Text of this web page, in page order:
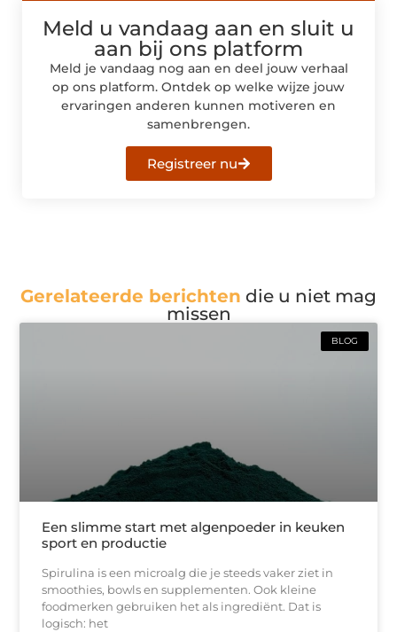
Meld u vandaag aan en sluit u
aan bij ons platform
Meld je vandaag nog aan en deel jouw verhaal
op ons platform. Ontdek op welke wijze jouw
ervaringen anderen kunnen motiveren en
samenbrengen.
Registreer nu
Gerelateerde berichten die u niet mag
missen
BLOG
Een slimme start met algenpoeder in keuken
sport en productie
Spirulina is een microalg die je steeds vaker ziet in
smoothies, bowls en supplementen. Ook kleine
foodmerken gebruiken het als ingrediënt. Dat is
logisch: het